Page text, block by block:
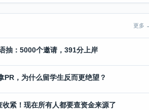
更多
抽：5000个邀请，391分上岸
PR，为什么留学生反而更绝望？
紧！现在所有人都要查资金来源了